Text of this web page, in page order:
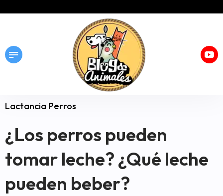
Lactancia Perros
¿Los perros pueden
tomar leche? ¿Qué leche
pueden beber?